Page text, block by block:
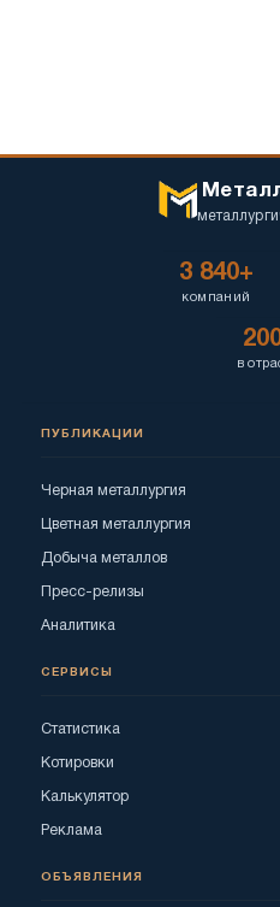
3 840+
компаний
в
ПУБЛИКАЦИИ
Черная металлургия
Цветная металлургия
Добыча металлов
Пресс-релизы
Аналитика
СЕРВИСЫ
Статистика
Котировки
Калькулятор
Реклама
ОБЪЯВЛЕНИЯ